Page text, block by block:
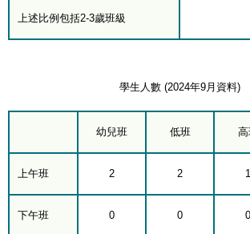
上述比例包括2-3歲班級
學生人數 (2024年9月資料)
幼兒班 低班 高
上午班 2 2 1
下午班 0 0 0